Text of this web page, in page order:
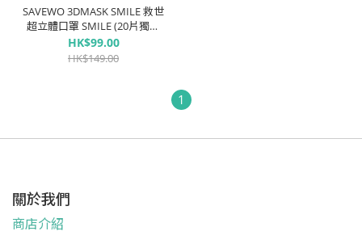
SAVEWO 3DMASK SMILE 救世
超立體口罩 SMILE (20片獨立
包裝/盒)
HK$99.00
HK$149.00
1
關於我們
商店介紹